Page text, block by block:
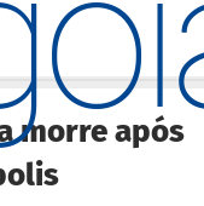
morre após